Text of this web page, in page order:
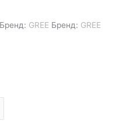
Бренд: GREE Бренд: GREE